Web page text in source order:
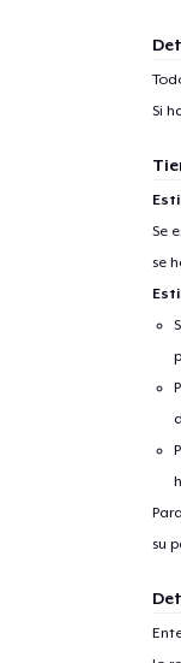
Si
Se
se
su